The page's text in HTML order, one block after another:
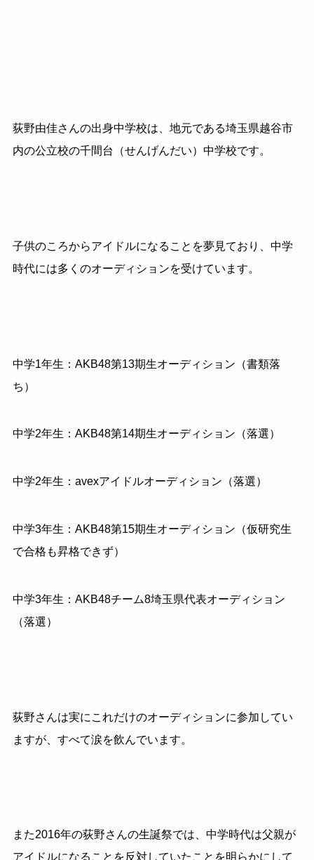
荻野由佳さんの出身中学校は、地元である埼玉県越谷市
内の公立校の千間台（せんげんだい）中学校です。
子供のころからアイドルになることを夢見ており、中学
時代には多くのオーディションを受けています。
中学1年生：AKB48第13期生オーディション（書類落
ち）
中学2年生：AKB48第14期生オーディション（落選）
中学2年生：avexアイドルオーディション（落選）
中学3年生：AKB48第15期生オーディション（仮研究生
で合格も昇格できず）
中学3年生：AKB48チーム8埼玉県代表オーディション
（落選）
荻野さんは実にこれだけのオーディションに参加してい
ますが、すべて涙を飲んでいます。
また2016年の荻野さんの生誕祭では、中学時代は父親が
アイドルになることを反対していたことを明らかにして